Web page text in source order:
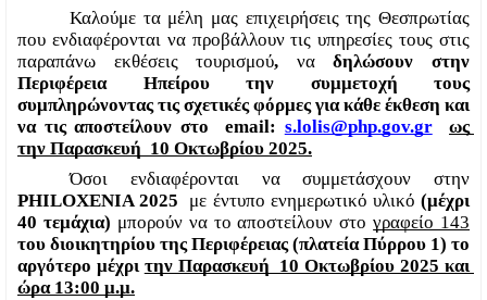
Καλούμε τα μέλη μας επιχειρήσεις της Θεσπρωτίας
που ενδιαφέρονται να προβάλλουν τις υπηρεσίες τους στις
παραπάνω εκθέσεις τουρισμού, να δηλώσουν στην
Περιφέρεια Ηπείρου την συμμετοχή τους
συμπληρώνοντας τις σχετικές φόρμες για κάθε έκθεση και
να τις αποστείλουν στο  email: s.lolis@php.gov.gr
ως
την Παρασκευή  10 Οκτωβρίου 2025.
PHILOXENIA 2025
με έντυπο ενημερωτικό υλικό (μέχρι
40 τεμάχια) μπορούν να το αποστείλουν στο γραφείο 143
του διοικητηρίου της Περιφέρειας (πλατεία Πύρρου 1) το
αργότερο μέχρι την Παρασκευή  10 Οκτωβρίου 2025 και
ώρα 13:00 μ.μ.